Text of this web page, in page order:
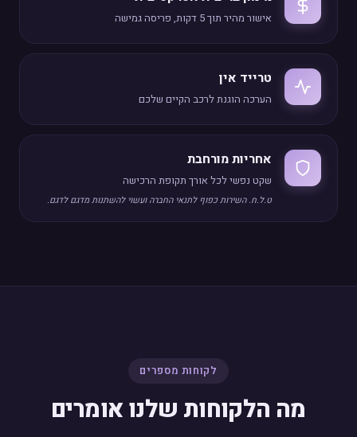
אישור מהיר תוך 5 דקות, פריסה גמישה
טרייד אין
הערכה הוגנת לרכב הקיים שלכם
אחריות מורחבת
שקט נפשי לכל אורך תקופת הרכישה
ט.ל.ח. השירות כפוף לתנאי החברה ועשוי להשתנות מדגם לדגם.
לקוחות מספרים
מה הלקוחות שלנו אומרים